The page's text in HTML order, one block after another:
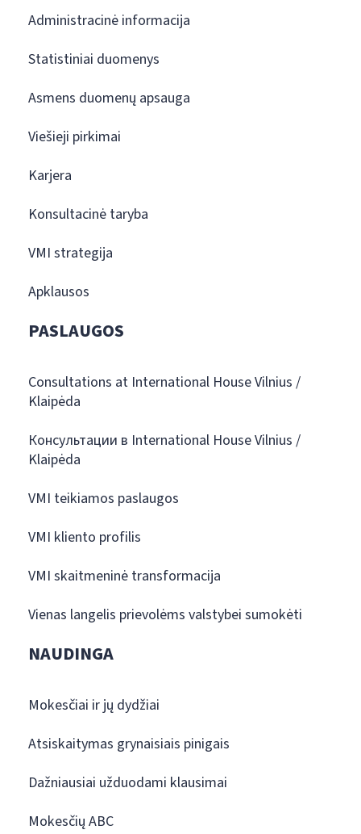
Administracinė informacija
Statistiniai duomenys
Asmens duomenų apsauga
Viešieji pirkimai
Karjera
Konsultacinė taryba
VMI strategija
Apklausos
PASLAUGOS
Consultations at International House Vilnius /
Klaipėda
Консультации в International House Vilnius /
Klaipėda
VMI teikiamos paslaugos
VMI kliento profilis
VMI skaitmeninė transformacija
Vienas langelis prievolėms valstybei sumokėti
NAUDINGA
Mokesčiai ir jų dydžiai
Atsiskaitymas grynaisiais pinigais
Dažniausiai užduodami klausimai
Mokesčių ABC